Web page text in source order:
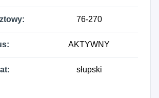
76-270
AKTYWNY
słupski